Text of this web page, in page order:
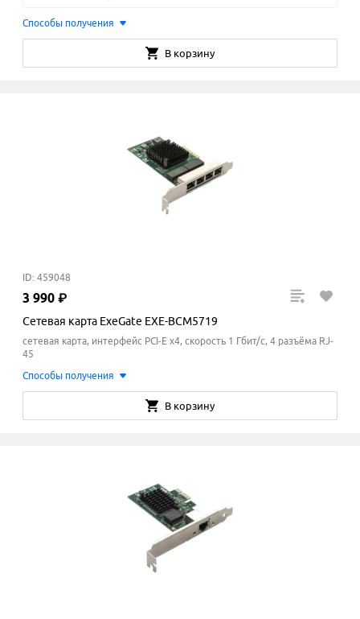
Способы получения
В корзину
ID: 459048
3 990 ₽
Сетевая карта ExeGate EXE-BCM5719
сетевая карта, интерфейс PCI-E x4, скорость 1 Гбит/с, 4 разъёма RJ-
45
Способы получения
В корзину